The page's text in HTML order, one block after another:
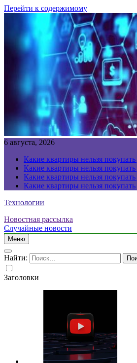
Перейти к содержимому
6 августа, 2026
Какие квартиры нельзя
Какие квартиры нельзя
Какие квартиры нельзя
Какие квартиры нельзя
Технологии
Новостная рассылка
Случайные новости
Меню
Найти:
Заголовки